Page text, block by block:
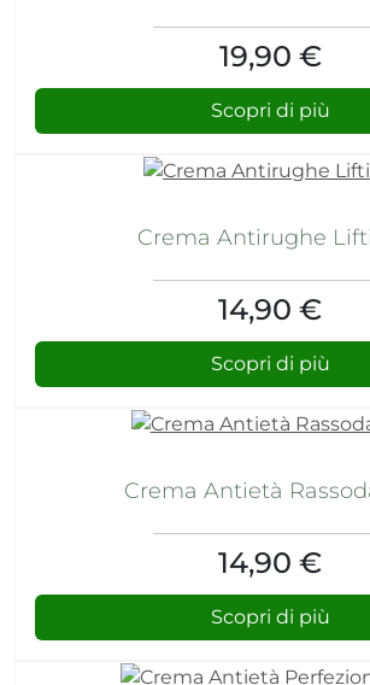
19,90 €
Scopri di più
Crema Antirughe
14,90 €
Scopri di più
Crema Antietà
14,90 €
Scopri di più